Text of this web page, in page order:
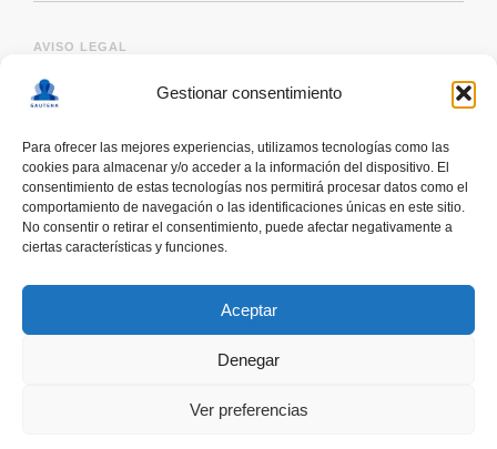
Gestionar consentimiento
Para ofrecer las mejores experiencias, utilizamos tecnologías como las
cookies para almacenar y/o acceder a la información del dispositivo. El
consentimiento de estas tecnologías nos permitirá procesar datos como el
comportamiento de navegación o las identificaciones únicas en este sitio.
No consentir o retirar el consentimiento, puede afectar negativamente a
ciertas características y funciones.
Aceptar
Denegar
Ver preferencias
AVISO LEGAL
deskonektapp
THE HELP OF PEOPLE WITH AUTISM TO PROMOTE
A RESPONSIBLE USE OF SMARTPHONES